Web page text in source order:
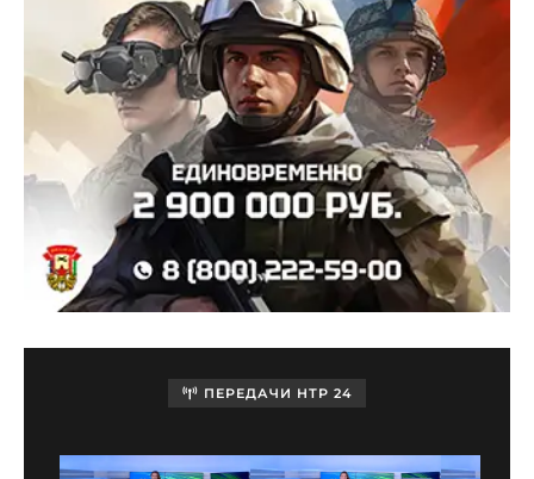
ПЕРЕДАЧИ НТР 24